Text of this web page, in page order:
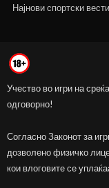
Најнови спортски
Учество во игри на
одговорно!
Согласно Законот за
дозволено физичко
кои влоговите се